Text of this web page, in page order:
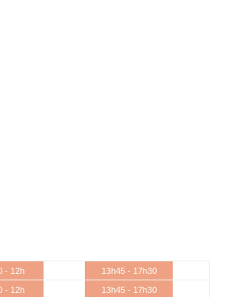
- 12h
13h45 - 17h30
- 12h
13h45 - 17h30